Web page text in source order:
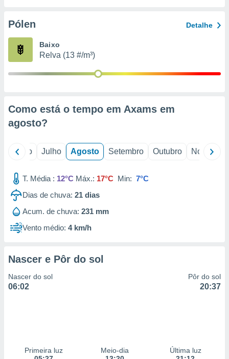
através
estudos
e
Pólen Detalhe
Baixo
Relva (13 #/m³)
Como está o tempo em Axams em
agosto?
Junho Julho Agosto Setembro Outubro Novembro
T. Média : 12°C Máx.: 17°C Min: 7°C
Dias de chuva: 21 dias
Acum. de chuva: 231 mm
Vento médio: 4 km/h
Nascer e Pôr do sol
Nascer do sol
06:02
Pôr do sol
20:37
Primeira luz
Meio-dia
Última luz